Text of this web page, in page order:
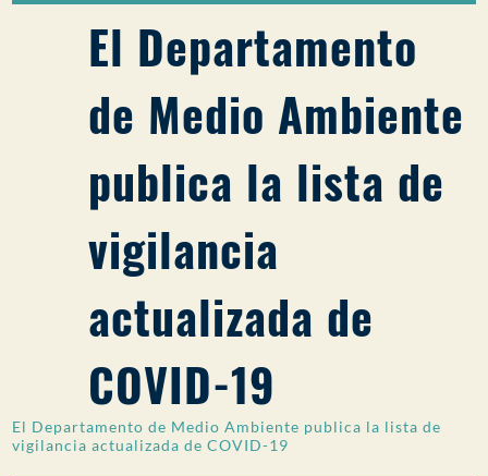
LICENCIAS Y PERMISOS
CUMPLIMIENTO Y EJECUCIÓN
PFAS EN NM
FINANCIACIÓN
SERVICIOS EN LÍNEA
BIBLIOTECA
PARTICIPACIÓN DEL PÚBLICO
El Departamento
de Medio Ambiente
publica la lista de
vigilancia
actualizada de
COVID-19
El Departamento de Medio Ambiente publica la lista de
vigilancia actualizada de COVID-19